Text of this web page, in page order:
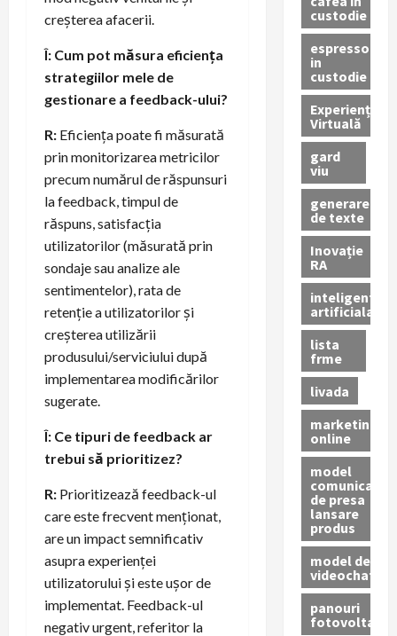
creșterea afacerii.
Î: Cum pot măsura eficiența
strategiilor mele de
gestionare a feedback-ului?
R: Eficiența poate fi măsurată
prin monitorizarea metricilor
precum numărul de răspunsuri
la feedback, timpul de
răspuns, satisfacția
utilizatorilor (măsurată prin
sondaje sau analize ale
sentimentelor), rata de
retenție a utilizatorilor și
creșterea utilizării
produsului/serviciului după
implementarea modificărilor
sugerate.
Î: Ce tipuri de feedback ar
trebui să prioritizez?
R: Prioritizează feedback-ul
care este frecvent menționat,
are un impact semnificativ
asupra experienței
utilizatorului și este ușor de
implementat. Feedback-ul
negativ urgent, referitor la
custodie
espressor
in
custodie
Experiență
Virtuală
gard
viu
generare
de texte
Inovație
RA
inteligenta
artificiala
lista
frme
livada
marketing
online
model
comunicat
de presa
lansare
produs
model de
videochat
panouri
fotovoltaice